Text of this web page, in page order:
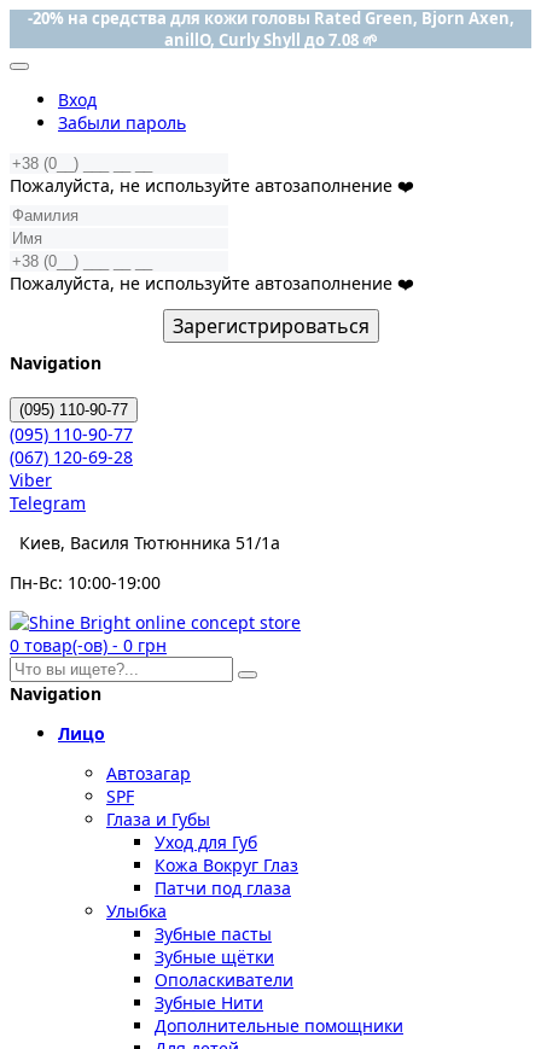
-20% на средства для кожи головы Rated Green, Bjorn Axen,
anillO, Curly Shyll до 7.08 🌱
Вход
Забыли пароль
Пожалуйста, не используйте автозаполнение ❤️
Пожалуйста, не используйте автозаполнение ❤️
Зарегистрироваться
Navigation
(095) 110-90-77
(095) 110-90-77
(067) 120-69-28
Viber
Telegram
Киев, Василя Тютюнника 51/1а
Пн-Вс: 10:00-19:00
0 товар(-ов) - 0 грн
Navigation
Лицо
Автозагар
SPF
Глаза и Губы
Уход для Губ
Кожа Вокруг Глаз
Патчи под глаза
Улыбка
Зубные пасты
Зубные щётки
Ополаскиватели
Зубные Нити
Дополнительные помощники